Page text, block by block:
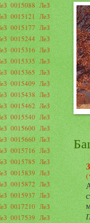
0015088 ЛеЗ
0015121 ЛеЗ
0015177 ЛеЗ
0015244 ЛеЗ
0015316 ЛеЗ
0015335 ЛеЗ
0015365 ЛеЗ
0015409 ЛеЗ
0015438 ЛеЗ
0015462 ЛеЗ
0015540 ЛеЗ
0015600 ЛеЗ
0015660 ЛеЗ
0015716 ЛеЗ
0015785 ЛеЗ
0015839 ЛеЗ
0015872 ЛеЗ
0015937 ЛеЗ
0017210 ЛеЗ
0017539 ЛеЗ